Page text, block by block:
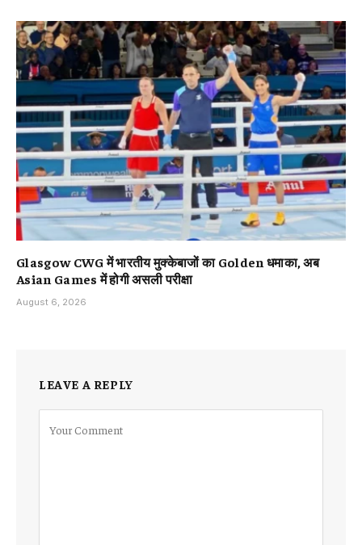
Glasgow CWG में भारतीय मुक्केबाजों का Golden धमाका, अब
Asian Games में होगी असली परीक्षा
August 6, 2026
LEAVE A REPLY